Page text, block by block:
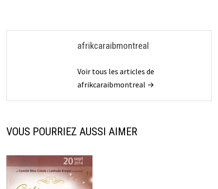
afrikcaraibmontreal
Voir tous les articles de
afrikcaraibmontreal →
VOUS POURRIEZ AUSSI AIMER